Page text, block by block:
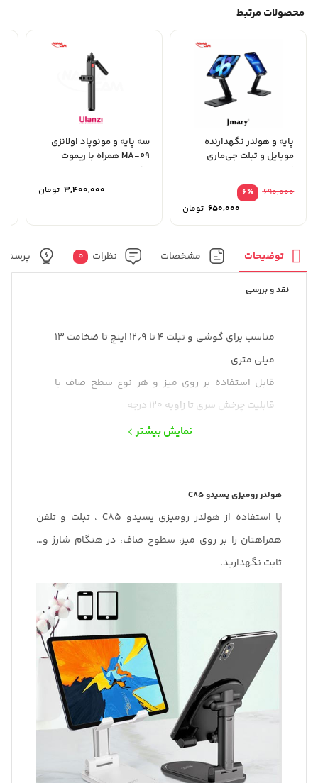
محصولات مرتبط
پایه و هولدر نگهدارنده
موبایل و تبلت جی‌ماری
٪6 690,000
اصلی
690,000 تومان
650,000 تومان
قیمت
فعلی
است.
سه پایه و مونوپاد اولانزی
MA-09 همراه با ریموت
مخصوص موبایل و...
3,400,000 تومان
توضیحات مشخصات نظرات 0 پرسش
نقد و بررسی
مناسب برای گوشی و تبلت ۴ تا ۱۲٫۹ اینچ تا ضخامت ۱۳
میلی متری
قابل استفاده بر روی میز و هر نوع سطح صاف با
قابلیت چرخش سری تا زاویه ۱۲۰ درجه
دارای محافظ سیلیکونی برای جلوگیری از افتادن و
نمایش بیشتر
هولدر رومیزی یسیدو C85
با استفاده از هولدر رومیزی یسیدو C85 ، تبلت و تلفن
همراهتان را بر روی میز، سطوح صاف، در هنگام شارژ و…
ثابت نگهدارید.